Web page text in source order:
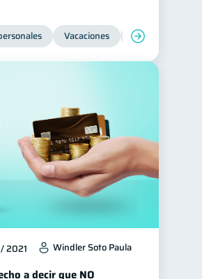
6
& Deberes
de Bancos 4
2
Abandonada 2
Personales
en Pareja 1
Financiera 1
1 Mipymes 1
Vacaciones Organización
2021 Windler Soto Paula
a decir que NO